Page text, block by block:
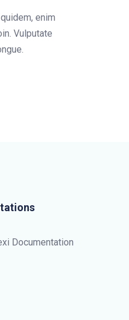
enim
Vulputate
Documentation